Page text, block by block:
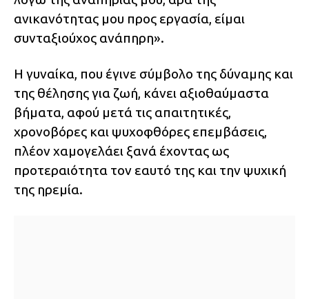
ανικανότητας μου προς εργασία, είμαι
συνταξιούχος ανάπηρη».
Η γυναίκα, που έγινε σύμβολο της δύναμης και
της θέλησης για ζωή, κάνει αξιοθαύμαστα
βήματα, αφού μετά τις απαιτητικές,
χρονοβόρες και ψυχοφθόρες επεμβάσεις,
πλέον χαμογελάει ξανά έχοντας ως
προτεραιότητα τον εαυτό της και την ψυχική
της ηρεμία.